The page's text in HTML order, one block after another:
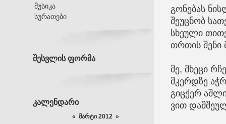
მუსიკა
სურათები
შესვლის ფორმა
კალენდარი
« მარტი 2012 »
გონებას
შეუცნობ
სხეული
თრთის შენი
მე, მხეცი
მკერდზე
გიცქერ
ვით